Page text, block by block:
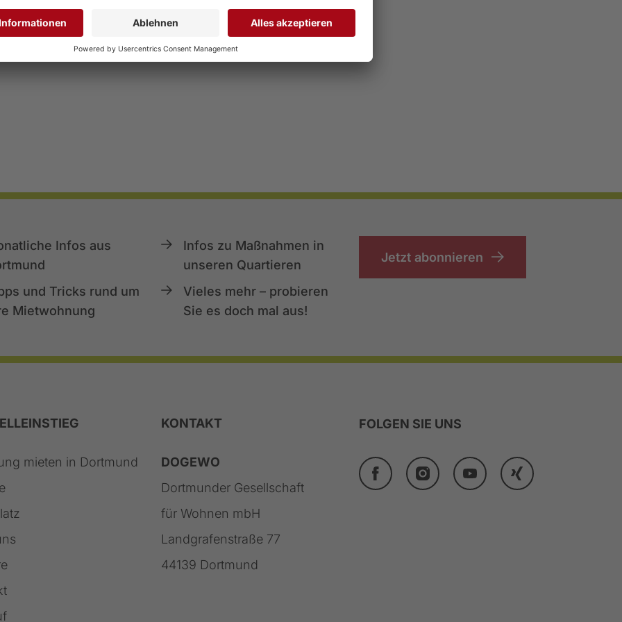
Infos aus
und Tricks rund um
Mietwohnung
Infos zu Maßnahmen in
unseren Quartieren
Vieles mehr – probieren
Sie es doch mal aus!
Jetzt abonnieren
mieten in Dortmund
KONTAKT
DOGEWO
Dortmunder Gesellschaft
für Wohnen mbH
Landgrafenstraße 77
44139 Dortmund
FOLGEN SIE UNS